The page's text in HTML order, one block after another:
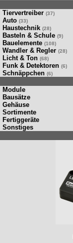
Tiervertreiber (37)
Auto (33)
Haustechnik (28)
Basteln & Schule (9)
Bauelemente (108)
Wandler & Regler (28)
Licht & Ton (68)
Funk & Detektoren (6)
Schnäppchen (6)
Module
Bausätze
Gehäuse
Sortimente
Fertiggeräte
Sonstiges